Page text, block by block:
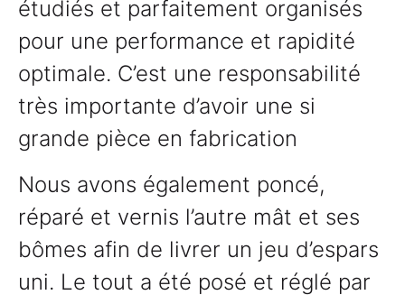
étudiés et parfaitement organisés
pour une performance et rapidité
optimale. C’est une responsabilité
très importante d’avoir une si
grande pièce en fabrication
Nous avons également poncé,
réparé et vernis l’autre mât et ses
bômes afin de livrer un jeu d’espars
uni. Le tout a été posé et réglé par